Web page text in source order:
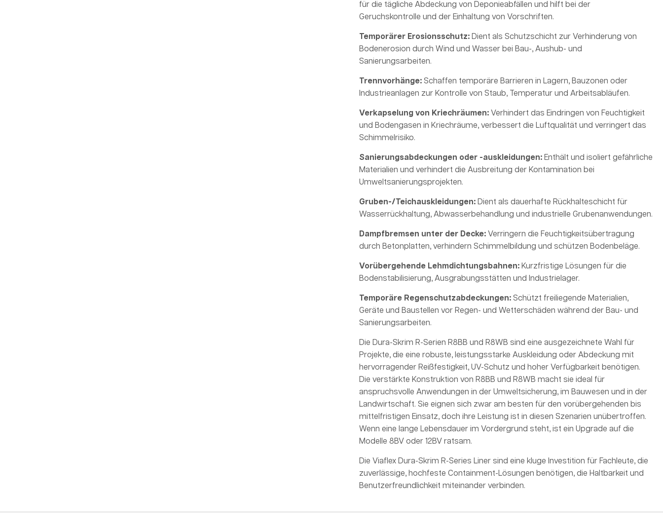
für die tägliche Abdeckung von Deponieabfällen und hilft bei der
Geruchskontrolle und der Einhaltung von Vorschriften.
Temporärer Erosionsschutz: Dient als Schutzschicht zur Verhinderung von
Bodenerosion durch Wind und Wasser bei Bau-, Aushub- und
Sanierungsarbeiten.
Trennvorhänge: Schaffen temporäre Barrieren in Lagern, Bauzonen oder
Industrieanlagen zur Kontrolle von Staub, Temperatur und Arbeitsabläufen.
Verkapselung von Kriechräumen: Verhindert das Eindringen von Feuchtigkeit
und Bodengasen in Kriechräume, verbessert die Luftqualität und verringert das
Schimmelrisiko.
Sanierungsabdeckungen oder -auskleidungen: Enthält und isoliert gefährliche
Materialien und verhindert die Ausbreitung der Kontamination bei
Umweltsanierungsprojekten.
Gruben-/Teichauskleidungen: Dient als dauerhafte Rückhalteschicht für
Wasserrückhaltung, Abwasserbehandlung und industrielle Grubenanwendungen.
Dampfbremsen unter der Decke: Verringern die Feuchtigkeitsübertragung
durch Betonplatten, verhindern Schimmelbildung und schützen Bodenbeläge.
Vorübergehende Lehmdichtungsbahnen: Kurzfristige Lösungen für die
Bodenstabilisierung, Ausgrabungsstätten und Industrielager.
Temporäre Regenschutzabdeckungen: Schützt freiliegende Materialien,
Geräte und Baustellen vor Regen- und Wetterschäden während der Bau- und
Sanierungsarbeiten.
Die Dura-Skrim R-Serien R8BB und R8WB sind eine ausgezeichnete Wahl für
Projekte, die eine robuste, leistungsstarke Auskleidung oder Abdeckung mit
hervorragender Reißfestigkeit, UV-Schutz und hoher Verfügbarkeit benötigen.
Die verstärkte Konstruktion von R8BB und R8WB macht sie ideal für
anspruchsvolle Anwendungen in der Umweltsicherung, im Bauwesen und in der
Landwirtschaft. Sie eignen sich zwar am besten für den vorübergehenden bis
mittelfristigen Einsatz, doch ihre Leistung ist in diesen Szenarien unübertroffen.
Wenn eine lange Lebensdauer im Vordergrund steht, ist ein Upgrade auf die
Modelle 8BV oder 12BV ratsam.
Die Viaflex Dura-Skrim R-Series Liner sind eine kluge Investition für Fachleute, die
zuverlässige, hochfeste Containment-Lösungen benötigen, die Haltbarkeit und
Benutzerfreundlichkeit miteinander verbinden.